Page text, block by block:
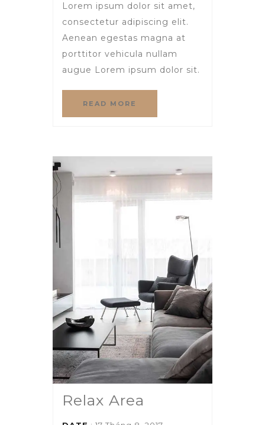
Lorem ipsum dolor sit amet,
consectetur adipiscing elit.
Aenean egestas magna at
porttitor vehicula nullam
augue Lorem ipsum dolor sit.
READ MORE
Relax Area